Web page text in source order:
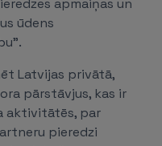
apmaiņas un
ūdens
Latvijas privātā,
pārstāvjus, kas ir
aktivitātēs, par
pieredzi